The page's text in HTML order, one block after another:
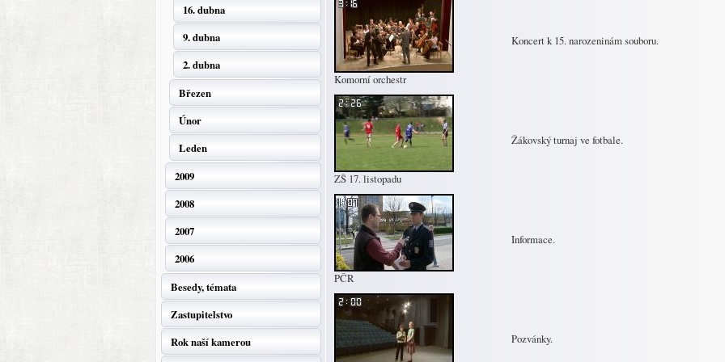
16. dubna
9. dubna
2. dubna
Březen
Únor
Leden
2009
2008
2007
2006
Besedy, témata
Zastupitelstvo
Rok naší kamerou
Komorní orchestr
Koncert k 15. narozeninám souboru.
ZŠ 17. listopadu
Žákovský turnaj ve fotbale.
PČR
Informace.
Pozvánky.